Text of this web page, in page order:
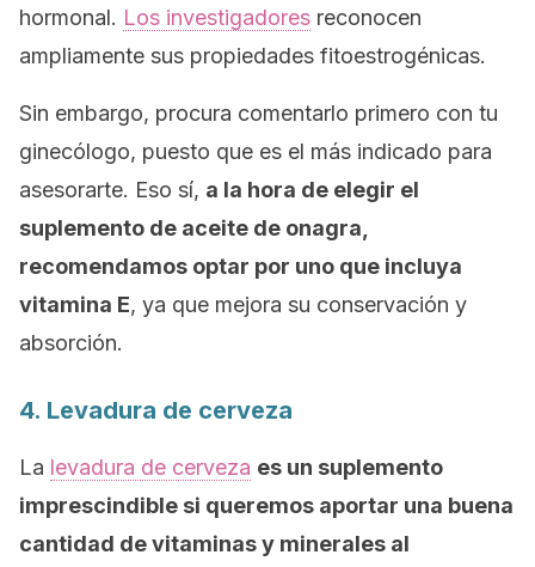
hormonal. Los investigadores reconocen
ampliamente sus propiedades fitoestrogénicas.
Sin embargo, procura comentarlo primero con tu
ginecólogo, puesto que es el más indicado para
asesorarte. Eso sí, a la hora de elegir el
suplemento de aceite de onagra,
recomendamos optar por uno que incluya
vitamina E, ya que mejora su conservación y
absorción.
4. Levadura de cerveza
La levadura de cerveza es un suplemento
imprescindible si queremos aportar una buena
cantidad de vitaminas y minerales al